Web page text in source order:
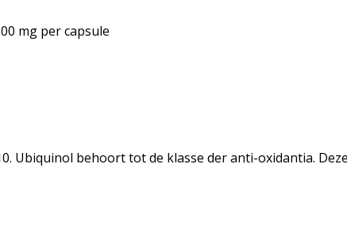
mg per capsule
Ubiquinol behoort tot de klasse der anti-oxidantia.